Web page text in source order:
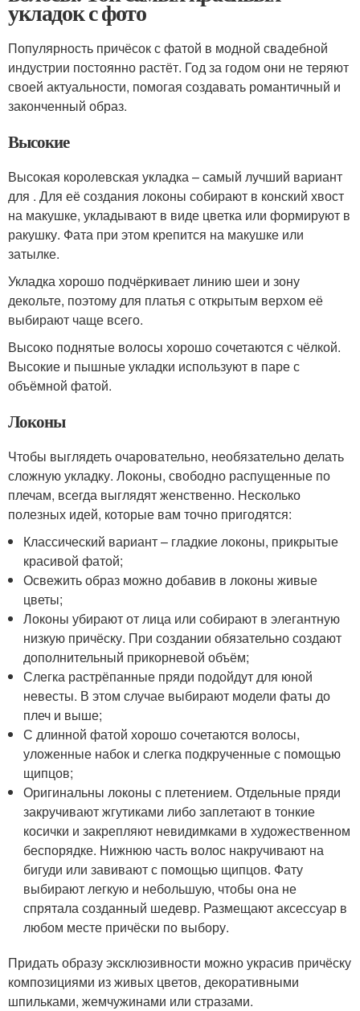
укладок с фото
Популярность причёсок с фатой в модной свадебной
индустрии постоянно растёт. Год за годом они не теряют
своей актуальности, помогая создавать романтичный и
законченный образ.
Высокие
Высокая королевская укладка – самый лучший вариант
для . Для её создания локоны собирают в конский хвост
на макушке, укладывают в виде цветка или формируют в
ракушку. Фата при этом крепится на макушке или
затылке.
Укладка хорошо подчёркивает линию шеи и зону
декольте, поэтому для платья с открытым верхом её
выбирают чаще всего.
Высоко поднятые волосы хорошо сочетаются с чёлкой.
Высокие и пышные укладки используют в паре с
объёмной фатой.
Локоны
Чтобы выглядеть очаровательно, необязательно делать
сложную укладку. Локоны, свободно распущенные по
плечам, всегда выглядят женственно. Несколько
полезных идей, которые вам точно пригодятся:
Классический вариант – гладкие локоны, прикрытые
красивой фатой;
Освежить образ можно добавив в локоны живые
цветы;
Локоны убирают от лица или собирают в элегантную
низкую причёску. При создании обязательно создают
дополнительный прикорневой объём;
Слегка растрёпанные пряди подойдут для юной
невесты. В этом случае выбирают модели фаты до
плеч и выше;
С длинной фатой хорошо сочетаются волосы,
уложенные набок и слегка подкрученные с помощью
щипцов;
Оригинальны локоны с плетением. Отдельные пряди
закручивают жгутиками либо заплетают в тонкие
косички и закрепляют невидимками в художественном
беспорядке. Нижнюю часть волос накручивают на
бигуди или завивают с помощью щипцов. Фату
выбирают легкую и небольшую, чтобы она не
спрятала созданный шедевр. Размещают аксессуар в
любом месте причёски по выбору.
Придать образу эксклюзивности можно украсив причёску
композициями из живых цветов, декоративными
шпильками, жемчужинами или стразами.